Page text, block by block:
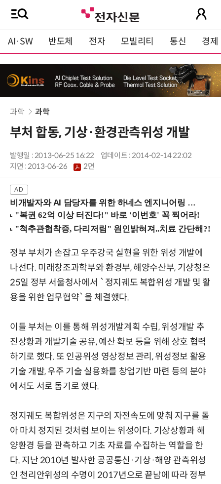
AI·SW 반도체 전자 모빌리티 통신 경제
과학 과학
부처 합동, 기상·환경관측위성 개발
발행일 : 2013-06-25 16:22
업데이트 : 2014-02-14 22:02
지면 :2013-06-26 2면
비개발자와 AI 담당자를 위한 하네스 엔지니어링 입문과정 (8/20 신논현역)
정부 부처가 손잡고 우주강국 실현을 위한 위성 개발에
나선다. 미래창조과학부와 환경부, 해양수산부, 기상청은
25일 정부 서울청사에서 `정지궤도 복합위성 개발 및 활
용을 위한 업무협약`을 체결했다.
이들 부처는 이를 통해 위성개발계획 수립, 위성개발 추
진상황과 개발기술 공유, 예산 확보 등을 위해 상호 협력
하기로 했다. 또 인공위성 영상정보 관리, 위성정보 활용
기술 개발, 우주 기술 실용화를 창업기반 마련 등의 분야
에서도 서로 돕기로 했다.
정지궤도 복합위성은 지구의 자전속도에 맞춰 지구를 돌
아 마치 정지된 것처럼 보이는 위성이다. 기상상황과 해
양환경 등을 관측하고 기초 자료를 수집하는 역할을 한
다. 지난 2010년 발사한 공공통신·기상·해양 관측위성
인 천리안위성의 수명이 2017년으로 끝남에 따라 정부